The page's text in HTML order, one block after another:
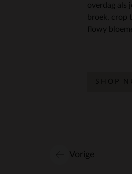
overdag als
broek, crop
flowy
SHOP
Vorige